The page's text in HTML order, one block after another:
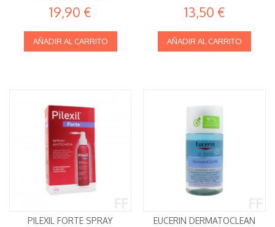
19,90 €
AÑADIR AL CARRITO
13,50 €
AÑADIR AL CARRITO
PILEXIL FORTE SPRAY
EUCERIN DERMATOCLEAN